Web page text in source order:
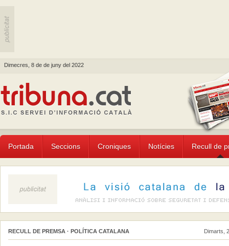
Dimecres, 8 de de juny del 2022
Portada Seccions Croniques Notícies Recull de
Dimarts,
RECULL DE PREMSA · POLÍTICA CATALANA